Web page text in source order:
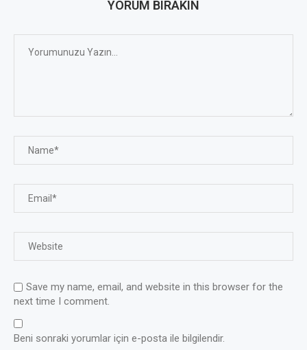
YORUM BIRAKIN
Save my name, email, and website in this browser for the
next time I comment.
Beni sonraki yorumlar için e-posta ile bilgilendir.